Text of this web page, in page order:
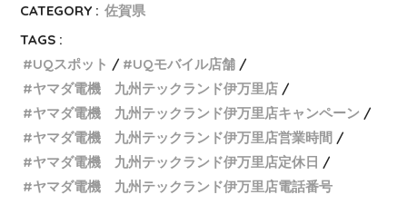
CATEGORY : 佐賀県
TAGS :
UQスポット
UQモバイル店舗
ヤマダ電機 九州テックランド伊万里店
ヤマダ電機 九州テックランド伊万里店キャンペーン
ヤマダ電機 九州テックランド伊万里店営業時間
ヤマダ電機 九州テックランド伊万里店定休日
ヤマダ電機 九州テックランド伊万里店電話番号